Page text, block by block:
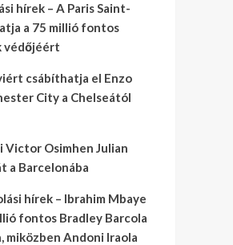
hírek – A Paris Saint-
a 75 millió fontos
védőjéért
csábíthatja el Enzo
City a Chelseától
Osimhen Julian
a Barcelonába
hírek – Ibrahim Mbaye
fontos Bradley Barcola
miközben Andoni Iraola